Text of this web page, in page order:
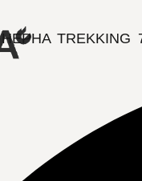
HEPHA TREKKING